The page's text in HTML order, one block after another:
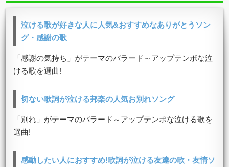
泣ける歌が好きな人に人気&おすすめなありがとうソン
グ・感謝の歌
「感謝の気持ち」がテーマのバラード～アップテンポな泣
ける歌を選曲!
切ない歌詞が泣ける邦楽の人気お別れソング
「別れ」がテーマのバラード～アップテンポな泣ける歌を
選曲!
感動したい人におすすめ!歌詞が泣ける友達の歌・友情ソ